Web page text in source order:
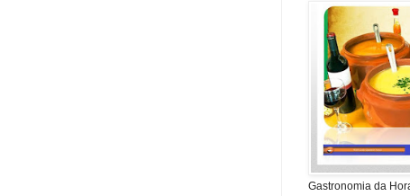
Gastronomia da